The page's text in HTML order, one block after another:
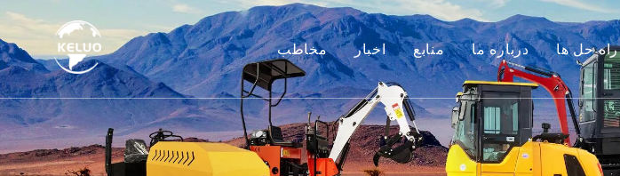
مخاطب اخبار منابع
راهنماها
سوالات متداول
فیلم های
درباره ما
داستان ما
مزیت ما
راه حل ها